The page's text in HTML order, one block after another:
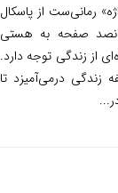
رمانی‌ست از پاسکال
صفحه به هستی
از زندگی توجه دارد.
زندگی درمی‌آمیزد تا